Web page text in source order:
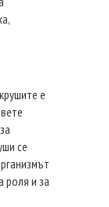
е
се
роля и за